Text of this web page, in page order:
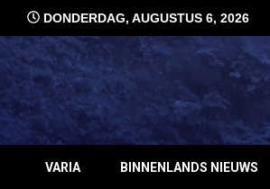
inhoud
DONDERDAG, AUGUSTUS 6, 2026
VARIA BINNENLANDS NIEUWS